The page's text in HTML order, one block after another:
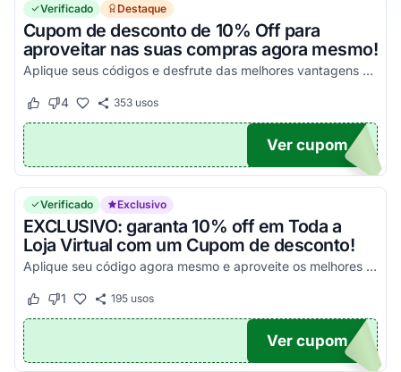
Verificado Destaque
Cupom de desconto de 10% Off para
aproveitar nas suas compras agora mesmo!
Aplique seus códigos e desfrute das melhores vantagens com facilidade!
Este cupom funcionou
Este cupom não funcionou
4 353usos
E10
Ver cupom
Verificado Exclusivo
EXCLUSIVO: garanta 10% off em Toda a
Loja Virtual com um Cupom de desconto!
Aplique seu código agora mesmo e aproveite os melhores valores em todas as suas compras online ainda hoje!
Este cupom funcionou
Este cupom não funcionou
1 195usos
10
Ver cupom